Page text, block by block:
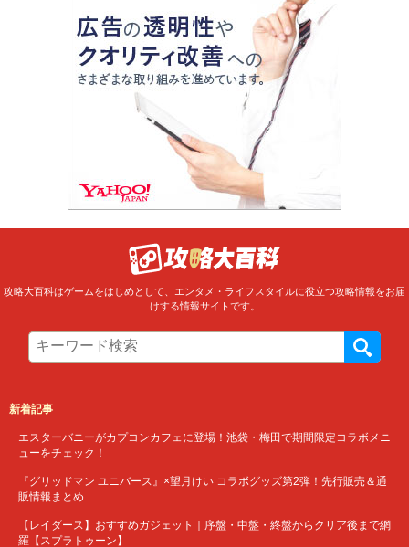
攻略大百科はゲームをはじめとして、エンタメ・ライフスタイルに役立つ攻略情報をお届
けする情報サイトです。
新着記事
エスターバニーがカプコンカフェに登場！池袋・梅田で期間限定コラボメニ
ューをチェック！
『グリッドマン ユニバース』×望月けい コラボグッズ第2弾！先行販売＆通
販情報まとめ
【レイダース】おすすめガジェット｜序盤・中盤・終盤からクリア後まで網
羅【スプラトゥーン】